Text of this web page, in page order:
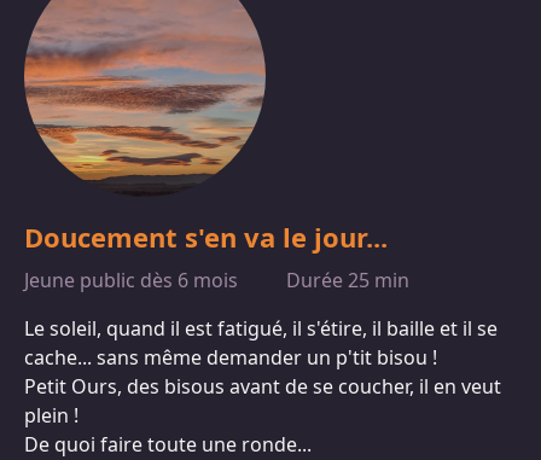
Doucement s'en va le jour...
Jeune public dès 6 mois
Durée 25 min
Le soleil, quand il est fatigué, il s'étire, il baille et il se
cache... sans même demander un p'tit bisou !
Petit Ours, des bisous avant de se coucher, il en veut
plein !
De quoi faire toute une ronde...